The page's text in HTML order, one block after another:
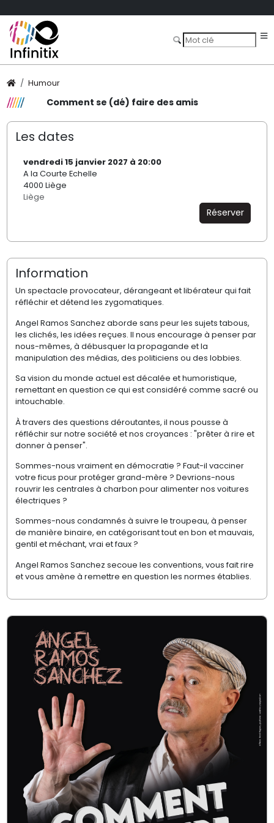
Humour
Comment se (dé) faire des amis
Les dates
vendredi 15 janvier 2027 à 20:00
A la Courte Echelle
4000 Liège
Liège
Réserver
Information
Un spectacle provocateur, dérangeant et libérateur qui fait
réfléchir et détend les zygomatiques.
Angel Ramos Sanchez aborde sans peur les sujets tabous,
les clichés, les idées reçues. Il nous encourage à penser par
nous-mêmes, à débusquer la propagande et la
manipulation des médias, des politiciens ou des lobbies.
Sa vision du monde actuel est décalée et humoristique,
remettant en question ce qui est considéré comme sacré ou
intouchable.
À travers des questions déroutantes, il nous pousse à
réfléchir sur notre société et nos croyances : "prêter à rire et
donner à penser".
Sommes-nous vraiment en démocratie ? Faut-il vacciner
votre ficus pour protéger grand-mère ? Devrions-nous
rouvrir les centrales à charbon pour alimenter nos voitures
électriques ?
Sommes-nous condamnés à suivre le troupeau, à penser
de manière binaire, en catégorisant tout en bon et mauvais,
gentil et méchant, vrai et faux ?
Angel Ramos Sanchez secoue les conventions, vous fait rire
et vous amène à remettre en question les normes établies.